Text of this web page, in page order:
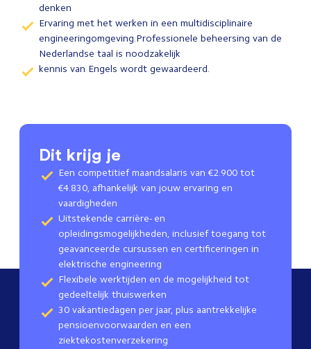
denken
Ervaring met het werken in een multidisciplinaire
engineeringomgeving.Professionele beheersing van de
Nederlandse taal is noodzakelijk
kennis van Engels wordt gewaardeerd.
Dit krijg je
Een competitief maandsalaris van €2.900 tot
€4.830, afhankelijk van jouw ervaring en
vaardigheden
Uitstekende carrière- en
opleidingsmogelijkheden, inclusief toegang tot
geavanceerde cursussen en certificeringen in
elektrische engineering
Flexibele werktijden en de mogelijkheid tot
gedeeltelijk thuiswerken
30 vakantiedagen per jaar, plus aantrekkelijke
pensioenvoorwaarden en een
ziektekostenverzekering